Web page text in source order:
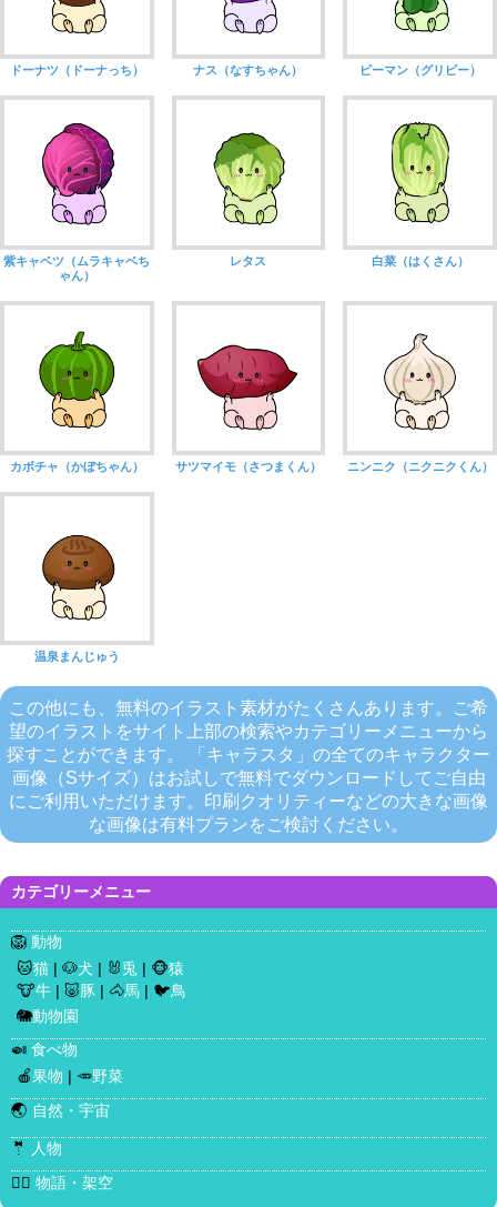
カテゴリーメニュー
🦁 動物
🐱猫 | 🐶犬 | 🐰兎 | 🐵猿
🐮牛 | 🐷豚 | 🐴馬 | 🐦鳥
🐘動物園
🍛 食べ物
🍎果物 | 🥕野菜
🌏 自然・宇宙
🤵
人物
🧜‍♀️ 物語・架空
ドーナツ（ドーナっち） ナス（なすちゃん） ピーマン（グリピー）
紫キャベツ（ムラキャベち
ゃん）
レタス 白菜（はくさん）
カボチャ（かぼちゃん） サツマイモ（さつまくん） ニンニク（ニクニクくん）
温泉まんじゅう
この他にも、無料のイラスト素材がたくさんあります。ご希
望のイラストをサイト上部の検索やカテゴリーメニューから
探すことができます。 「キャラスタ」の全てのキャラクター
画像（Sサイズ）はお試しで無料でダウンロードしてご自由
にご利用いただけます。印刷クオリティーなどの大きな画像
な画像は有料プランをご検討ください。